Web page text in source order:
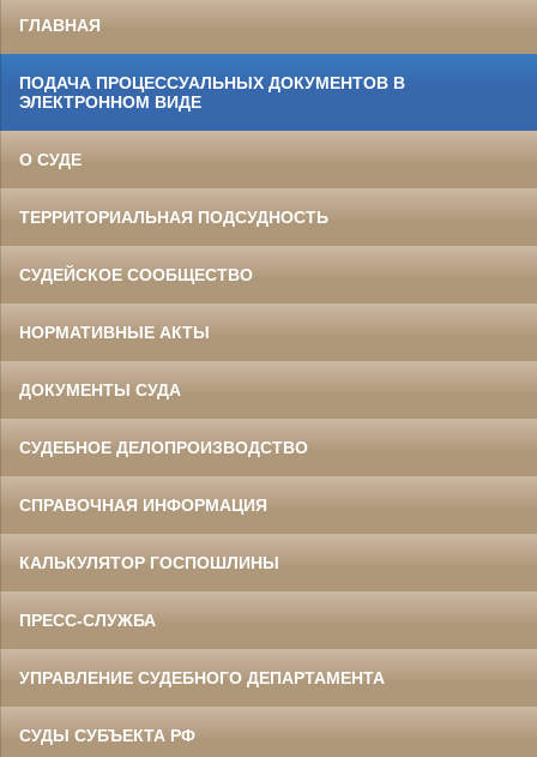
ГЛАВНАЯ
ПОДАЧА ПРОЦЕССУАЛЬНЫХ ДОКУМЕНТОВ В
ЭЛЕКТРОННОМ ВИДЕ
О СУДЕ
ТЕРРИТОРИАЛЬНАЯ ПОДСУДНОСТЬ
СУДЕЙСКОЕ СООБЩЕСТВО
НОРМАТИВНЫЕ АКТЫ
ДОКУМЕНТЫ СУДА
СУДЕБНОЕ ДЕЛОПРОИЗВОДСТВО
СПРАВОЧНАЯ ИНФОРМАЦИЯ
КАЛЬКУЛЯТОР ГОСПОШЛИНЫ
ПРЕСС-СЛУЖБА
УПРАВЛЕНИЕ СУДЕБНОГО ДЕПАРТАМЕНТА
СУДЫ СУБЪЕКТА РФ